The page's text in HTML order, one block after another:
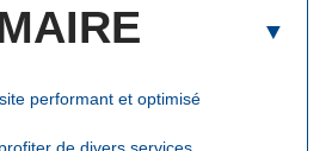
performant et optimisé
de divers services